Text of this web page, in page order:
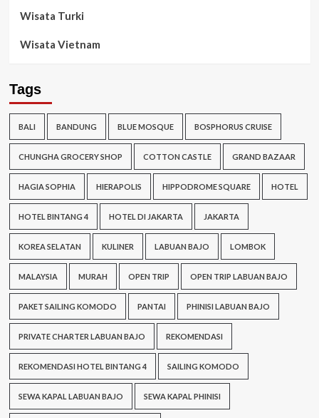
Wisata Turki
Wisata Vietnam
Tags
BALI BANDUNG BLUE MOSQUE BOSPHORUS CRUISE
CHUNGHA GROCERY SHOP COTTON CASTLE GRAND BAZAAR
HAGIA SOPHIA HIERAPOLIS HIPPODROME SQUARE HOTEL
HOTEL BINTANG 4 HOTEL DI JAKARTA JAKARTA
KOREA SELATAN KULINER LABUAN BAJO LOMBOK
MALAYSIA MURAH OPEN TRIP OPEN TRIP LABUAN BAJO
PAKET SAILING KOMODO PANTAI PHINISI LABUAN BAJO
PRIVATE CHARTER LABUAN BAJO REKOMENDASI
REKOMENDASI HOTEL BINTANG 4 SAILING KOMODO
SEWA KAPAL LABUAN BAJO SEWA KAPAL PHINISI